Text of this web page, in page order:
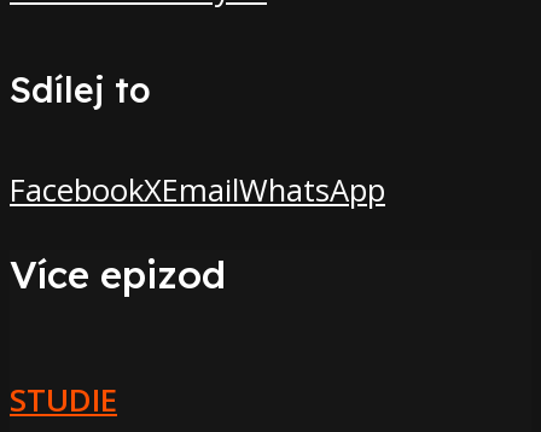
Sdílej to
FacebookXEmailWhatsApp
Více epizod
STUDIE